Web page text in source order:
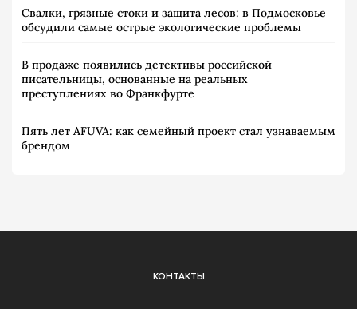
Свалки, грязные стоки и защита лесов: в Подмосковье
обсудили самые острые экологические проблемы
В продаже появились детективы российской
писательницы, основанные на реальных
преступлениях во Франкфурте
Пять лет AFUVA: как семейный проект стал узнаваемым
брендом
КОНТАКТЫ